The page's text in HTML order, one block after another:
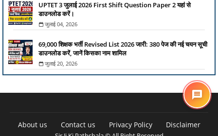
UPTET 3 जुलाई 2026 First Shift Question Paper 2 यहां से
डाउनलोड करें।
जुलाई 04, 2026
69,000 शिक्षक भर्ती Revised List 2026 जारी: 380 पेज की नई चयन सूची
डाउनलोड करें, जानें किसका नाम शामिल
जुलाई 20, 2026
About us Contact us Privacy Policy Disclaimer